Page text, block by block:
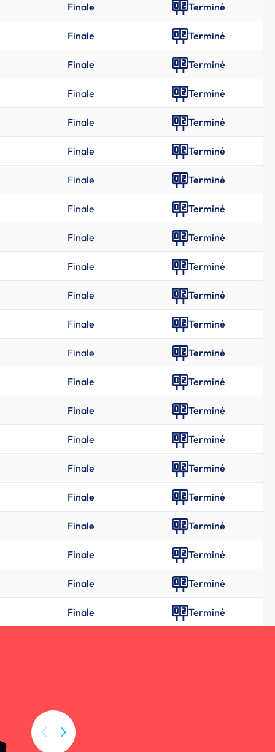
Finale Terminé
Finale Terminé
Finale Terminé
Finale Terminé
Finale Terminé
Finale Terminé
Finale Terminé
Finale Terminé
Finale Terminé
Finale Terminé
Finale Terminé
Finale Terminé
Finale Terminé
Finale Terminé
Finale Terminé
Finale Terminé
Finale Terminé
Finale Terminé
Finale Terminé
Finale Terminé
Finale Terminé
Finale Terminé